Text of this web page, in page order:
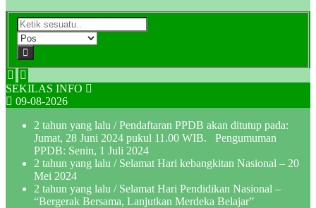
SEKILAS INFO
09-08-2026
2 tahun yang lalu / Pendaftaran PPDB akan ditutup pada:
Jumat, 28 Juni 2024 pukul 11.00 WIB. Pengumuman
PPDB: Senin, 1 Juli 2024
2 tahun yang lalu / Selamat Hari kebangkitan Nasional – 20
Mei 2024
2 tahun yang lalu / Selamat Hari Pendidikan Nasional –
“Bergerak Bersama, Lanjutkan Merdeka Belajar”